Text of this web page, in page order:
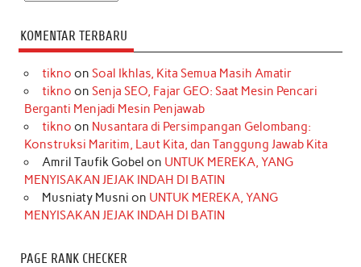
KOMENTAR TERBARU
tikno on Soal Ikhlas, Kita Semua Masih Amatir
tikno on Senja SEO, Fajar GEO: Saat Mesin Pencari
Berganti Menjadi Mesin Penjawab
tikno on Nusantara di Persimpangan Gelombang:
Konstruksi Maritim, Laut Kita, dan Tanggung Jawab Kita
Amril Taufik Gobel on UNTUK MEREKA, YANG
MENYISAKAN JEJAK INDAH DI BATIN
Musniaty Musni on UNTUK MEREKA, YANG
MENYISAKAN JEJAK INDAH DI BATIN
PAGE RANK CHECKER